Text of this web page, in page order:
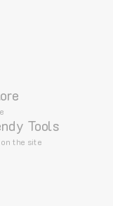
Tools
on the site